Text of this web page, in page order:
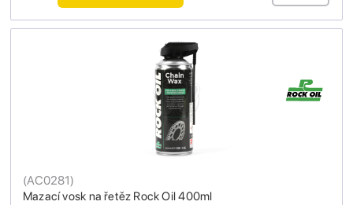
Mazací vosk na řetěz Rock Oil 400ml
(AC0281)